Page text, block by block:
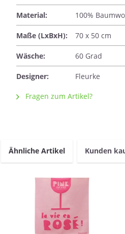
Material: 100%
Maße (LxBxH): 70 x 50 cm
Wäsche: 60 Grad
Designer: Fleurke
Fragen zum Artikel?
Ähnliche Artikel Kunden